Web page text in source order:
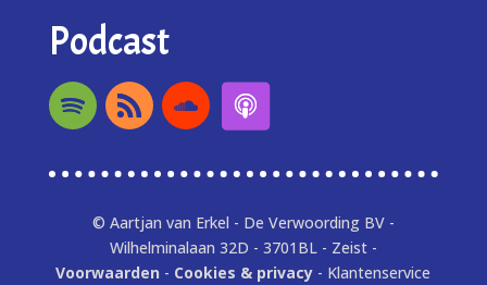
Podcast
© Aartjan van Erkel - De Verwoording BV -
Wilhelminalaan 32D - 3701BL - Zeist -
Voorwaarden - Cookies & privacy - Klantenservice